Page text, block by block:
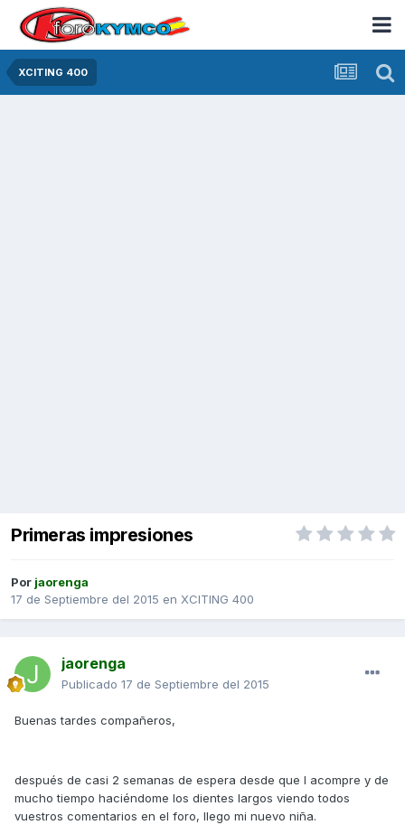
XCITING 400
Primeras impresiones
Por jaorenga
17 de Septiembre del 2015 en XCITING 400
jaorenga
Publicado 17 de Septiembre del 2015
Buenas tardes compañeros,
después de casi 2 semanas de espera desde que l acompre y de
mucho tiempo haciéndome los dientes largos viendo todos
vuestros comentarios en el foro, llego mi nuevo niña.